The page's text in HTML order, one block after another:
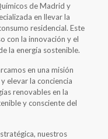
de Madrid y
en llevar la
residencial. Este
con la innovación y el
la energía sostenible.
en una misión
elevar la conciencia
renovables en la
y consciente del
nuestros